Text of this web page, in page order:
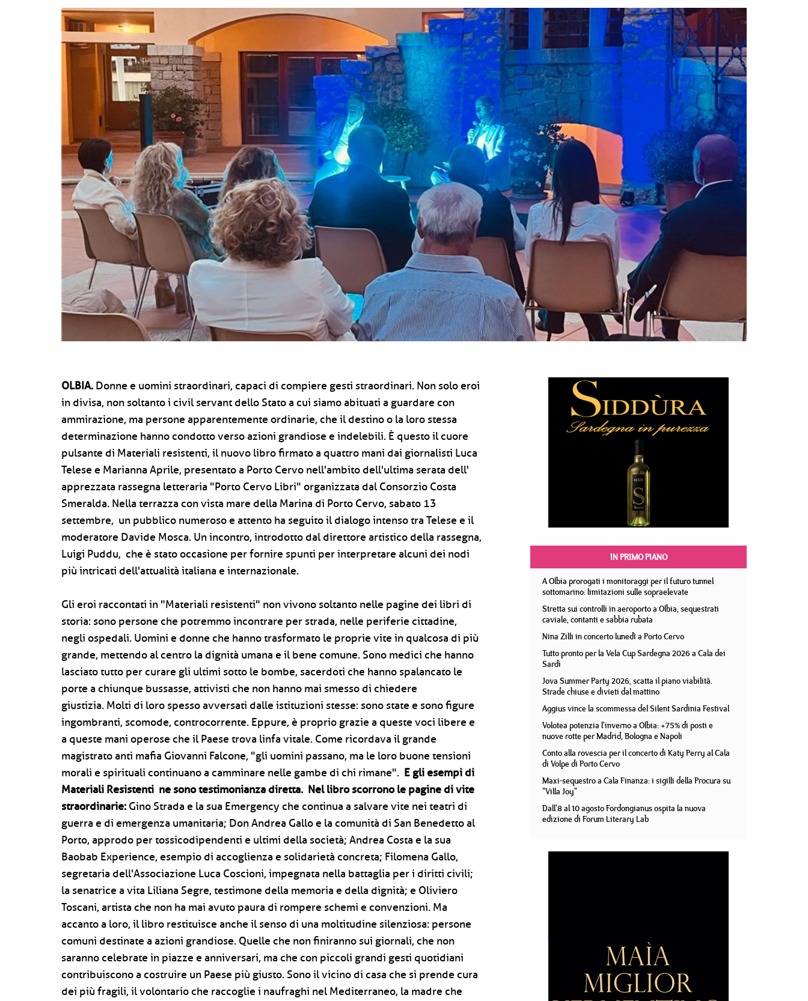
OLBIA. Donne e uomini straordinari, capaci di compiere gesti straordinari. Non solo eroi
in divisa, non soltanto i civil servant dello Stato a cui siamo abituati a guardare con
ammirazione, ma persone apparentemente ordinarie, che il destino o la loro stessa
determinazione hanno condotto verso azioni grandiose e indelebili. È questo il cuore
pulsante di Materiali resistenti, il nuovo libro firmato a quattro mani dai giornalisti Luca
Telese e Marianna Aprile, presentato a Porto Cervo nell'ambito dell'ultima serata dell'
apprezzata rassegna letteraria "Porto Cervo Libri" organizzata dal Consorzio Costa
Smeralda. Nella terrazza con vista mare della Marina di Porto Cervo, sabato 13
settembre, un pubblico numeroso e attento ha seguito il dialogo intenso tra Telese e il
moderatore Davide Mosca. Un incontro, introdotto dal direttore artistico della rassegna,
Luigi Puddu, che è stato occasione per fornire spunti per interpretare alcuni dei nodi
più intricati dell'attualità italiana e internazionale.
Gli eroi raccontati in "Materiali resistenti" non vivono soltanto nelle pagine dei libri di
storia: sono persone che potremmo incontrare per strada, nelle periferie cittadine,
negli ospedali. Uomini e donne che hanno trasformato le proprie vite in qualcosa di più
grande, mettendo al centro la dignità umana e il bene comune. Sono medici che hanno
lasciato tutto per curare gli ultimi sotto le bombe, sacerdoti che hanno spalancato le
porte a chiunque bussasse, attivisti che non hanno mai smesso di chiedere
giustizia. Molti di loro spesso avversati dalle istituzioni stesse: sono state e sono figure
ingombranti, scomode, controcorrente. Eppure, è proprio grazie a queste voci libere e
a queste mani operose che il Paese trova linfa vitale. Come ricordava il grande
magistrato anti mafia Giovanni Falcone, "gli uomini passano, ma le loro buone tensioni
morali e spirituali continuano a camminare nelle gambe di chi rimane". E gli esempi di
Materiali Resistenti ne sono testimonianza diretta. Nel libro scorrono le pagine di vite
straordinarie: Gino Strada e la sua Emergency che continua a salvare vite nei teatri di
guerra e di emergenza umanitaria; Don Andrea Gallo e la comunità di San Benedetto al
Porto, approdo per tossicodipendenti e ultimi della società; Andrea Costa e la sua
Baobab Experience, esempio di accoglienza e solidarietà concreta; Filomena Gallo,
segretaria dell'Associazione Luca Coscioni, impegnata nella battaglia per i diritti civili;
la senatrice a vita Liliana Segre, testimone della memoria e della dignità; e Oliviero
Toscani, artista che non ha mai avuto paura di rompere schemi e convenzioni. Ma
accanto a loro, il libro restituisce anche il senso di una moltitudine silenziosa: persone
comuni destinate a azioni grandiose. Quelle che non finiranno sui giornali, che non
saranno celebrate in piazze e anniversari, ma che con piccoli grandi gesti quotidiani
contribuiscono a costruire un Paese più giusto. Sono il vicino di casa che si prende cura
dei più fragili, il volontario che raccoglie i naufraghi nel Mediterraneo, la madre che
IN PRIMO PIANO
A Olbia prorogati i monitoraggi per il futuro tunnel
sottomarino: limitazioni sulle sopraelevate
Stretta sui controlli in aeroporto a Olbia, sequestrati
caviale, contanti e sabbia rubata
Nina Zilli in concerto lunedì a Porto Cervo
Tutto pronto per la Vela Cup Sardegna 2026 a Cala dei
Sardi
Jova Summer Party 2026, scatta il piano viabilità.
Strade chiuse e divieti dal mattino
Aggius vince la scommessa del Silent Sardinia Festival
Volotea potenzia l'inverno a Olbia: +75% di posti e
nuove rotte per Madrid, Bologna e Napoli
Conto alla rovescia per il concerto di Katy Perry al Cala
di Volpe di Porto Cervo
Maxi-sequestro a Cala Finanza: i sigilli della Procura su
"Villa Joy"
Dall'8 al 10 agosto Fordongianus ospita la nuova
edizione di Forum Literary Lab